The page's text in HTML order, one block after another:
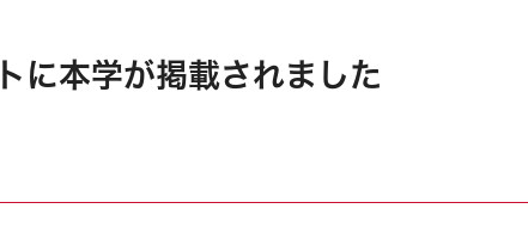
に本学が掲載されました